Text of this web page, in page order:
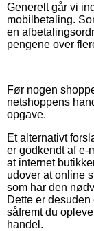
Generelt går vi
mobilbetaling.
en
pengene over
Før nogen
netshoppens
opgave.
Et alternativt
er godkendt af
at internet
udover at online
som har den
Dette er
såfremt du
handel.